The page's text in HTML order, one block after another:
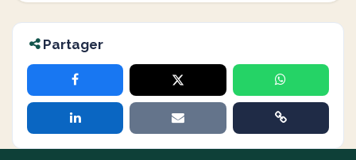
Partager